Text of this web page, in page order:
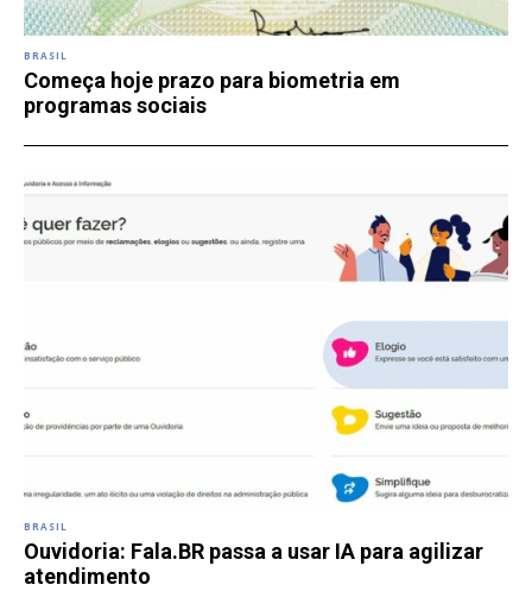
BRASIL
Começa hoje prazo para biometria em
programas sociais
BRASIL
Ouvidoria: Fala.BR passa a usar IA para agilizar
atendimento